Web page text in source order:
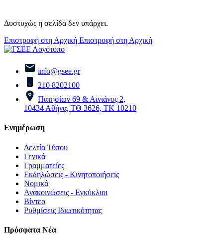
Δυστυχώς η σελίδα δεν υπάρχει.
Επιστροφή στη Αρχική Επιστροφή στη Αρχική
info@gsee.gr
210 8202100
Πατησίων 69 & Αινιάνος 2,
10434 Αθήνα, ΤΘ 3626, ΤΚ 10210
Ενημέρωση
Δελτία Τύπου
Γενικά
Γραμματείες
Εκδηλώσεις - Κινητοποιήσεις
Νομικά
Ανακοινώσεις - Εγκύκλιοι
Βίντεο
Ρυθμίσεις Ιδιωτικότητας
Πρόσφατα Νέα